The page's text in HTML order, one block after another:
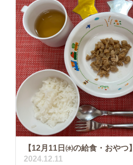
【12月11日㈬の給食・おやつ】
2024.12.11